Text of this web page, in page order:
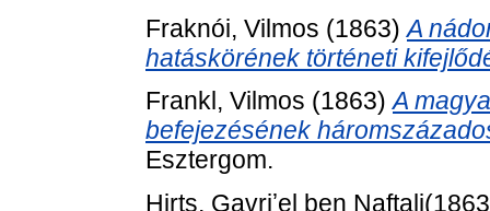
Fraknói, Vilmos (1863)A
hatáskörének történeti
Frankl, Vilmos (1863)A
befejezésének
Esztergom.